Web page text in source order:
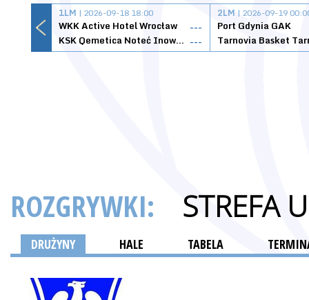
1LM | 2026-09-18 18:00
WKK Active Hotel Wrocław
---
KSK Qemetica Noteć Inowrocław ---
2LM | 2026-09-19
Port Gdynia GAK
ROZGRYWKI: STREFA
DRUŻYNY HALE TABELA